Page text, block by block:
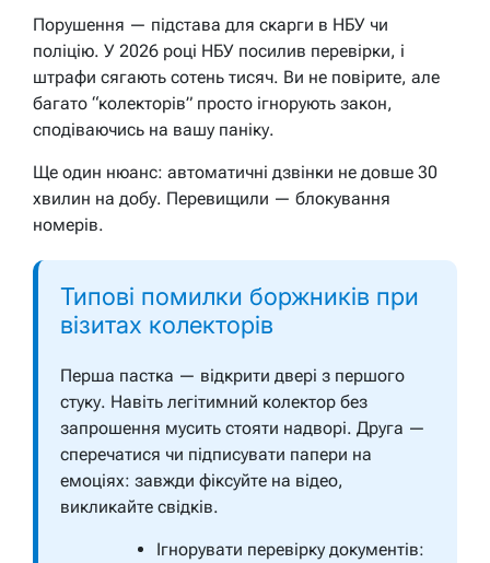
Порушення — підстава для скарги в НБУ чи
поліцію. У 2026 році НБУ посилив перевірки, і
штрафи сягають сотень тисяч. Ви не повірите, але
багато “колекторів” просто ігнорують закон,
сподіваючись на вашу паніку.
Ще один нюанс: автоматичні дзвінки не довше 30
хвилин на добу. Перевищили — блокування
номерів.
Типові помилки боржників при
візитах колекторів
Перша пастка — відкрити двері з першого
стуку. Навіть легітимний колектор без
запрошення мусить стояти надворі. Друга —
сперечатися чи підписувати папери на
емоціях: завжди фіксуйте на відео,
викликайте свідків.
Ігнорувати перевірку документів: